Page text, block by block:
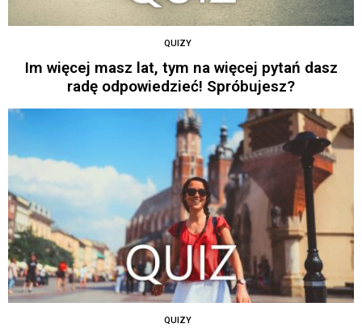
QUIZY
Im więcej masz lat, tym na więcej pytań dasz
radę odpowiedzieć! Spróbujesz?
QUIZY